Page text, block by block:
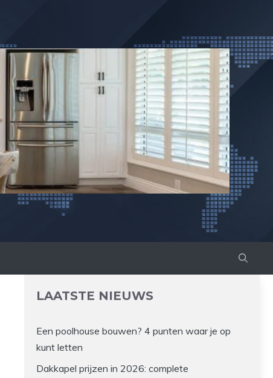
LAATSTE NIEUWS
Een poolhouse bouwen? 4 punten waar je op
kunt letten
Dakkapel prijzen in 2026: complete